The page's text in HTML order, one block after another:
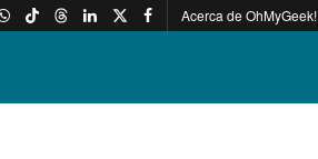
Acerca de OhMyGeek!